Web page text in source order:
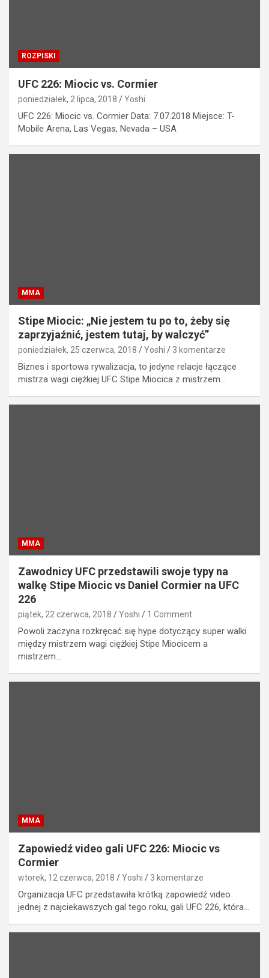
ROZPISKI
UFC 226: Miocic vs. Cormier
poniedziałek, 2 lipca, 2018 Yoshi
UFC 226: Miocic vs. Cormier Data: 7.07.2018 Miejsce: T-
Mobile Arena, Las Vegas, Nevada – USA
MMA
Stipe Miocic: „Nie jestem tu po to, żeby się
zaprzyjaźnić, jestem tutaj, by walczyć”
poniedziałek, 25 czerwca, 2018 Yoshi 3 komentarze
Biznes i sportowa rywalizacja, to jedyne relacje łączące
mistrza wagi ciężkiej UFC Stipe Miocica z mistrzem…
MMA
Zawodnicy UFC przedstawili swoje typy na
walkę Stipe Miocic vs Daniel Cormier na UFC
226
piątek, 22 czerwca, 2018 Yoshi 1 Comment
Powoli zaczyna rozkręcać się hype dotyczący super walki
między mistrzem wagi ciężkiej Stipe Miocicem a
mistrzem…
MMA
Zapowiedź video gali UFC 226: Miocic vs
Cormier
wtorek, 12 czerwca, 2018 Yoshi 3 komentarze
Organizacja UFC przedstawiła krótką zapowiedź video
jednej z najciekawszych gal tego roku, gali UFC 226, która…